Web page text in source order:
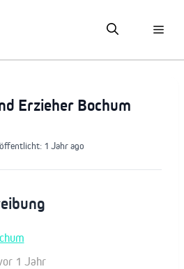
Erzieher Bochum
1 Jahr ago
1 Jahr